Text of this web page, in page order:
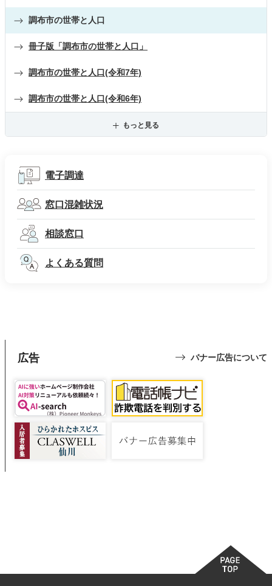
調布市の世帯と人口
冊子版「調布市の世帯と人口」
調布市の世帯と人口(令和7年)
調布市の世帯と人口(令和6年)
もっと見る
電子調達
窓口混雑状況
相談窓口
よくある質問
広告 バナー広告について